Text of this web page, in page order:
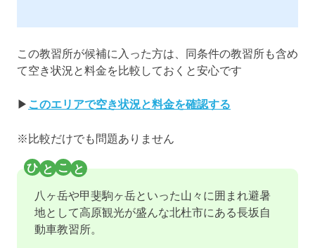
この教習所が候補に入った方は、同条件の教習所も含め
て空き状況と料金を比較しておくと安心です
▶ このエリアで空き状況と料金を確認する
※比較だけでも問題ありません
八ヶ岳や甲斐駒ヶ岳といった山々に囲まれ避暑
地として高原観光が盛んな北杜市にある長坂自
動車教習所。